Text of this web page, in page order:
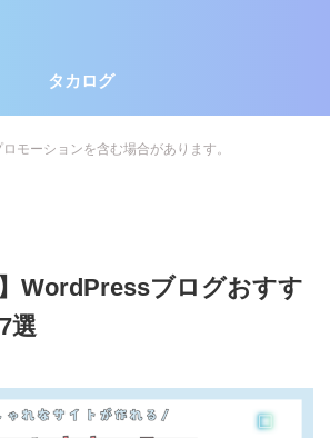
タカログ
モーションを含む場合があります。
】WordPressブログおすす
選